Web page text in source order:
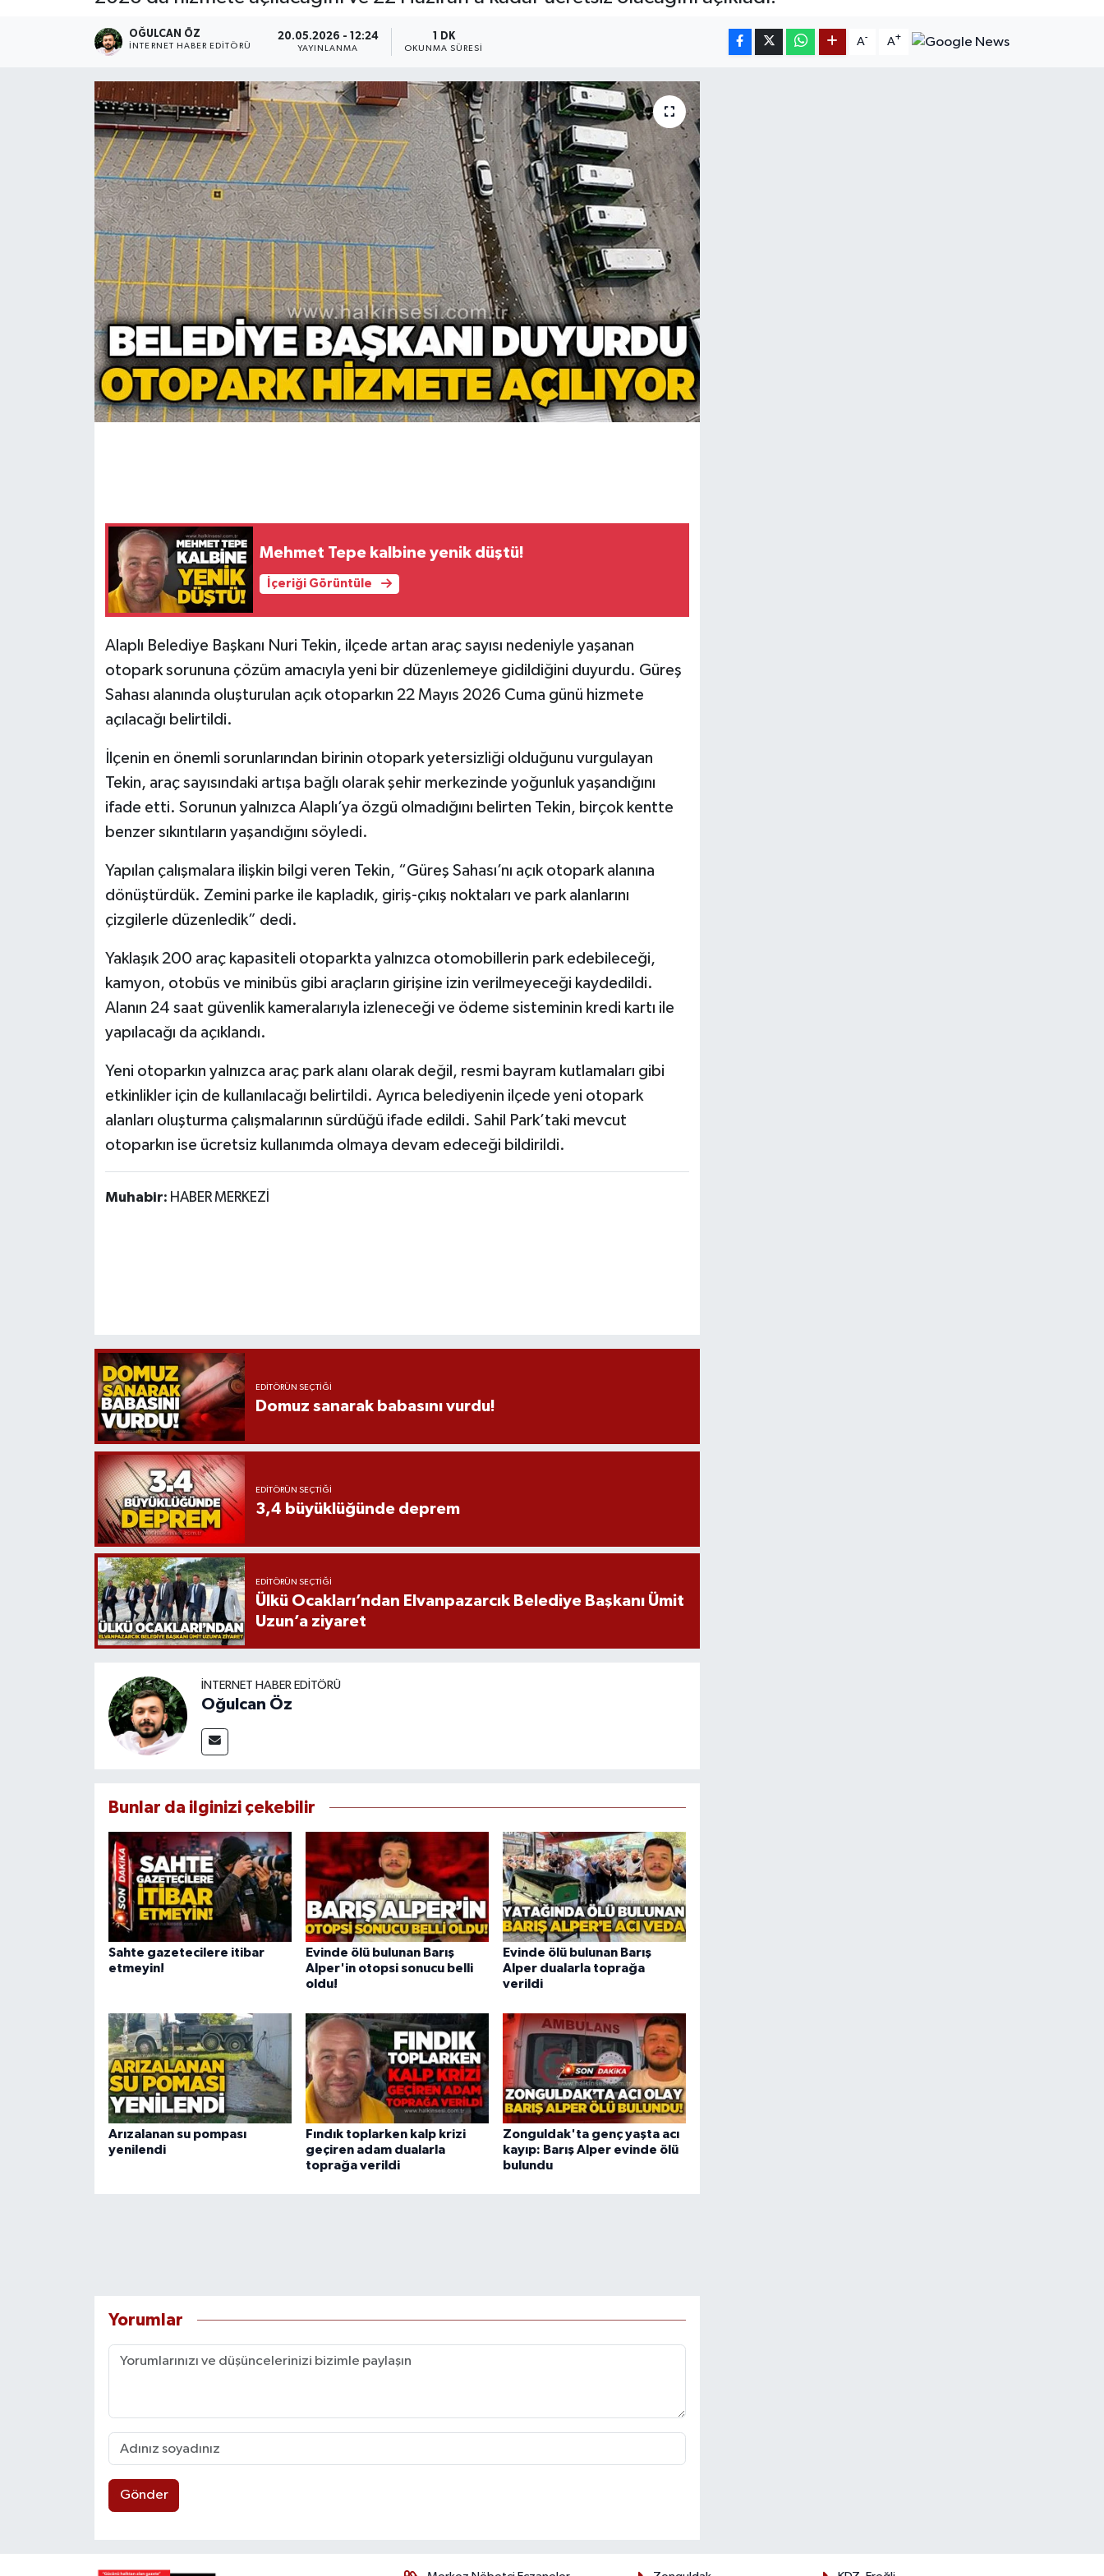
OĞULCAN ÖZ
İNTERNET HABER EDITÖRÜ
20.05.2026 - 12:24
YAYINLANMA
1 DK
OKUNMA SÜRESI
A- A+
Mehmet Tepe kalbine yenik düştü!
İçeriği Görüntüle
Alaplı Belediye Başkanı Nuri Tekin, ilçede artan araç sayısı nedeniyle yaşanan
otopark sorununa çözüm amacıyla yeni bir düzenlemeye gidildiğini duyurdu. Güreş
Sahası alanında oluşturulan açık otoparkın 22 Mayıs 2026 Cuma günü hizmete
açılacağı belirtildi.
İlçenin en önemli sorunlarından birinin otopark yetersizliği olduğunu vurgulayan
Tekin, araç sayısındaki artışa bağlı olarak şehir merkezinde yoğunluk yaşandığını
ifade etti. Sorunun yalnızca Alaplı’ya özgü olmadığını belirten Tekin, birçok kentte
benzer sıkıntıların yaşandığını söyledi.
Yapılan çalışmalara ilişkin bilgi veren Tekin, “Güreş Sahası’nı açık otopark alanına
dönüştürdük. Zemini parke ile kapladık, giriş-çıkış noktaları ve park alanlarını
çizgilerle düzenledik” dedi.
Yaklaşık 200 araç kapasiteli otoparkta yalnızca otomobillerin park edebileceği,
kamyon, otobüs ve minibüs gibi araçların girişine izin verilmeyeceği kaydedildi.
Alanın 24 saat güvenlik kameralarıyla izleneceği ve ödeme sisteminin kredi kartı ile
yapılacağı da açıklandı.
Yeni otoparkın yalnızca araç park alanı olarak değil, resmi bayram kutlamaları gibi
etkinlikler için de kullanılacağı belirtildi. Ayrıca belediyenin ilçede yeni otopark
alanları oluşturma çalışmalarının sürdüğü ifade edildi. Sahil Park’taki mevcut
otoparkın ise ücretsiz kullanımda olmaya devam edeceği bildirildi.
Muhabir: HABER MERKEZİ
EDITÖRÜN SEÇTIĞI
Domuz sanarak babasını vurdu!
EDITÖRÜN SEÇTIĞI
3,4 büyüklüğünde deprem
EDITÖRÜN SEÇTIĞI
Ülkü Ocakları’ndan Elvanpazarcık Belediye Başkanı Ümit
Uzun’a ziyaret
İNTERNET HABER EDITÖRÜ
Oğulcan Öz
Bunlar da ilginizi çekebilir
Sahte gazetecilere itibar
etmeyin!
Evinde ölü bulunan Barış
Alper'in otopsi sonucu belli
oldu!
Evinde ölü bulunan Barış
Alper dualarla toprağa
verildi
Arızalanan su pompası
yenilendi
Fındık toplarken kalp krizi
geçiren adam dualarla
toprağa verildi
Zonguldak'ta genç yaşta acı
kayıp: Barış Alper evinde ölü
bulundu
Yorumlar
Gönder
BİLİM VE TEKNOLOJİ
Ekonomi
Gökçebey
Kültür - Sanat
MAGAZİN
Resmi İlan